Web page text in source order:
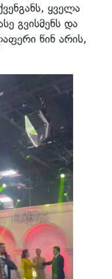
ყველა
გვისმენს და
წინ არის,